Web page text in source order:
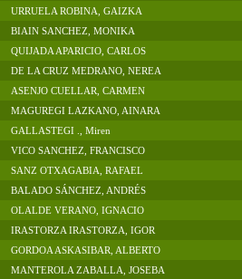
URRUELA ROBINA, GAIZKA
BIAIN SANCHEZ, MONIKA
QUIJADA APARICIO, CARLOS
DE LA CRUZ MEDRANO, NEREA
ASENJO CUELLAR, CARMEN
MAGUREGI LAZKANO, AINARA
GALLASTEGI ., Miren
VICO SANCHEZ, FRANCISCO
SANZ OTXAGABIA, RAFAEL
BALADO SÁNCHEZ, ANDRÉS
OLALDE VERANO, IGNACIO
IRASTORZA IRASTORZA, IGOR
GORDOA ASKASIBAR, ALBERTO
MANTEROLA ZABALLA, JOSEBA